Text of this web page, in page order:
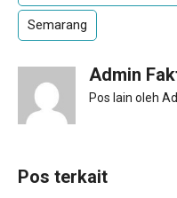
Semarang
Admin
Pos lain oleh
Pos terkait